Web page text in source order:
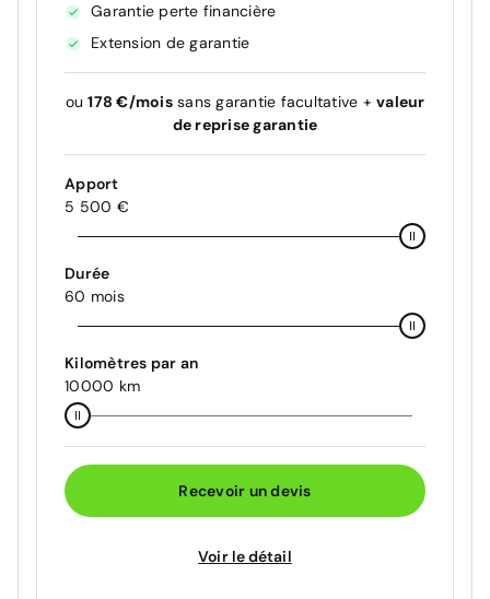
Garantie perte financière
Extension de garantie
ou178 €/moissans garantie facultative + valeur
de reprise garantie
Apport
5 500 €
Durée
60 mois
Kilomètres par an
10000 km
Recevoir un devis
Voir le détail